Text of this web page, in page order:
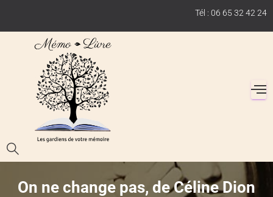
Tél : 06 65 32 42 24
On ne change pas, de Céline Dion